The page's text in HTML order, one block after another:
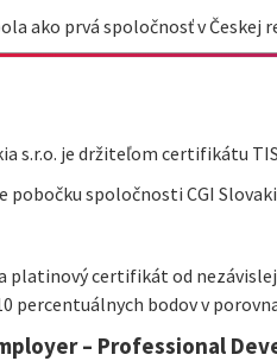
ako prvá spoločnosť v Českej
s.r.o. je držiteľom certifikátu
spoločnosti CGI
platinový certifikát od
percentuálnych bodov v
– Professional